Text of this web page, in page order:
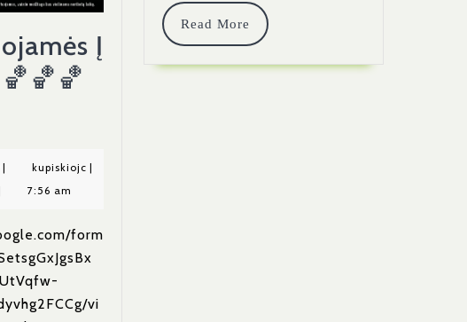
Į
2025-
| kupiskiojc kupiskiojc
|
7:56 am
form
vi
Read More
Read